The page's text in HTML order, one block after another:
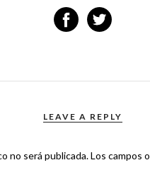
LEAVE A REPLY
no será publicada.Los campos